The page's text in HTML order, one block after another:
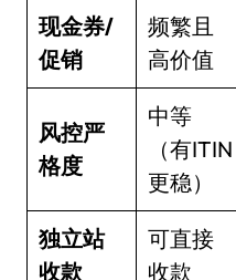
现金券/
促销
频繁且
高价值
风控严
格度
中等
（有ITIN
更稳）
独立站
收款
可直接
收款